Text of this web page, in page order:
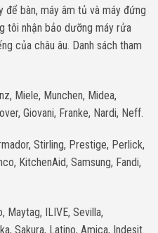
để bàn, máy âm tủ và máy đứng
tôi nhận bảo dưỡng máy rửa
của châu âu. Danh sách tham
Miele, Munchen, Midea,
Giovani, Franke, Nardi, Neff.
Stirling, Prestige, Perlick,
KitchenAid, Samsung, Fandi,
Maytag, ILIVE, Sevilla,
Sakura, Latino, Amica, Indesit.